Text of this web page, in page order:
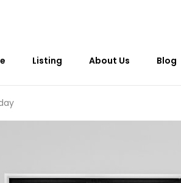
Listing About Us Blog